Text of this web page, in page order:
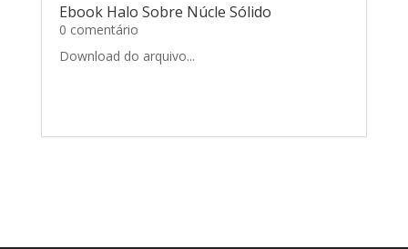
Ebook Halo Sobre Núcle Sólido
0 comentário
Download do arquivo...